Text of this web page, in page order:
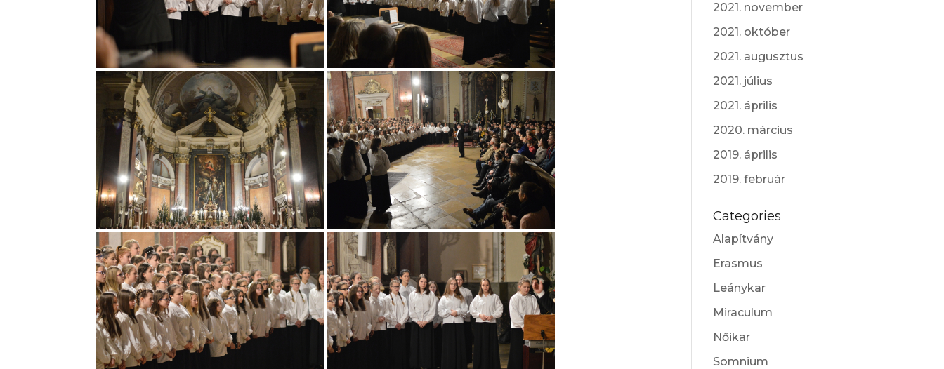
2021. november
2021. október
2021. augusztus
2021. július
2021. április
2020. március
2019. április
2019. február
Categories
Alapítvány
Erasmus
Leánykar
Miraculum
Nőikar
Somnium